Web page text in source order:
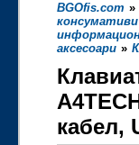
BGOfis.com »
консумативи
аксесоари »
кабел,